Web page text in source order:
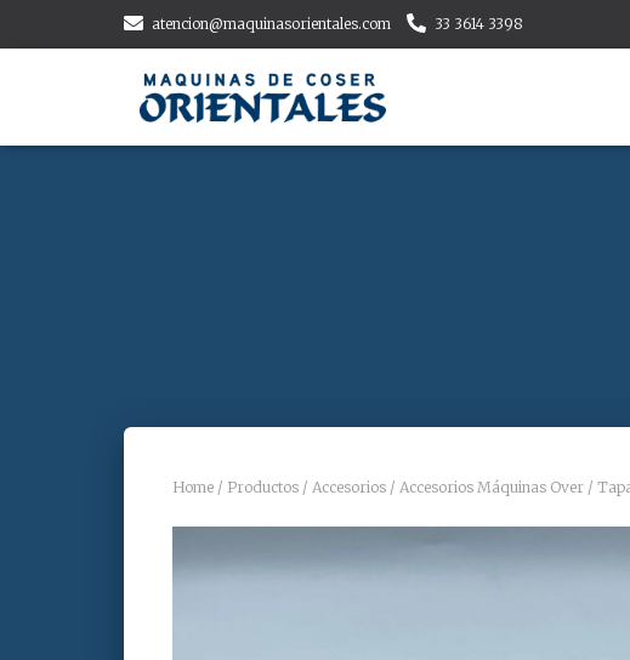
atencion@maquinasorientales.com 33 3614 3398
Home / Productos / Accesorios / Accesorios Máquinas Over /